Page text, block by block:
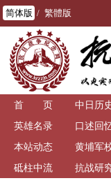
简体版 / 繁體版
首 页 中日历
英雄名录
口述回
本站动态
黄埔军
砥柱中流
抗战研